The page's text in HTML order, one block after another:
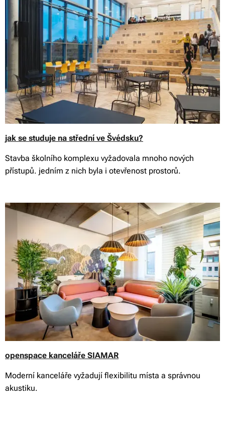
jak se studuje na střední ve Švédsku?
Stavba školního komplexu vyžadovala mnoho nových
přístupů. jedním z nich byla i otevřenost prostorů.
openspace kanceláře SIAMAR
Moderní kanceláře vyžadují flexibilitu místa a správnou
akustiku.